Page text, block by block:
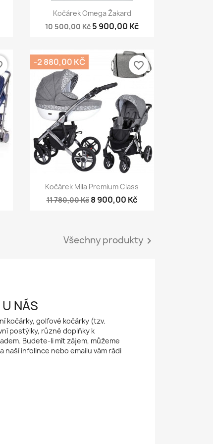
Rychlý náhled
Kočárek Omega Žakard
10 500,00 Kč 5 900,00 Kč
Rychlý náhled
Kočárek Mila Premium Class
11 780,00 Kč 8 900,00 Kč
-2 880,00 KČ favorite_border
Všechny produkty 
NÁS
kočárky, golfové kočárky (tzv.
postýlky, různé doplňky k
Budete-li mít zájem, můžeme
naší infolince nebo emailu vám rádi